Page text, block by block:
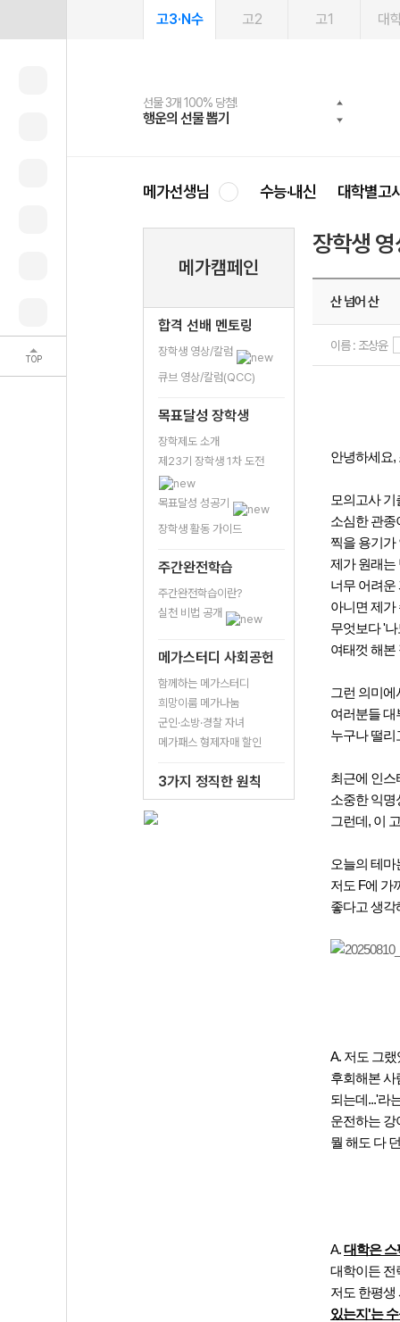
TOP
고3·N수 고2 고1 대
선물 3개 100% 당첨!
행운의 선물 뽑기
선물 100% 증정!
메가스터디 X 올리브
여름방학 스터디 캐시백
메가런 썸머스쿨
2027 러셀 단과
강사 공개선발
스마트러닝앱
설문 EVENT
메가패스
3일 무료 체험권
메가패스 수강생 무료혜택!
메가클럽 멤버십
사회공헌 캠페인
희망이룸 메가나눔
메가선생님 수능·내신 대학별고
메가캠페인
합격 선배 멘토링
장학생 영상/칼럼
큐브 영상/칼럼(QCC)
목표달성 장학생
장학제도 소개
제23기 장학생 1차 도전
목표달성 성공기
장학생 활동 가이드
주간완전학습
주간완전학습이란?
실천 비법 공개
메가스터디 사회공헌
함께하는 메가스터디
희망이룸 메가나눔
군인·소방·경찰 자녀
메가패스 형제자매 할인
3가지 정직한 원칙
장학생
산 넘어 산
이름 : 조상윤
안녕하세요
모의고사
소심한 관종
찍을 용기가
제가 원래는
너무 어려운
아니면 제가
무엇보다 '
여태껏 해본
그런 의미
여러분들 대
누구나 떨리
최근에 인스
소중한 익명
그런데, 이
오늘의 테마
저도 F에 가
좋다고 생각
A. 저도 그
후회해본 사
되는데...'라
운전하는 강
뭘 해도 다
A.대학은 스
대학이든 전
저도 한평생
있는지'는